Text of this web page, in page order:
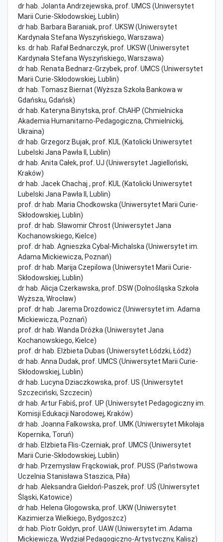
dr hab. Jolanta Andrzejewska, prof. UMCS (Uniwersytet
Marii Curie-Skłodowskiej, Lublin)
dr hab. Barbara Baraniak, prof. UKSW (Uniwersytet
Kardynała Stefana Wyszyńskiego, Warszawa)
ks. dr hab. Rafał Bednarczyk, prof. UKSW (Uniwersytet
Kardynała Stefana Wyszyńskiego, Warszawa)
dr hab. Renata Bednarz-Grzybek, prof. UMCS (Uniwersytet
Marii Curie-Skłodowskiej, Lublin)
dr hab. Tomasz Biernat (Wyższa Szkoła Bankowa w
Gdańsku, Gdańsk)
dr hab. Kateryna Binytska, prof. ChAHP (Chmielnicka
Akademia Humanitarno-Pedagogiczna, Chmielnickij,
Ukraina)
dr hab. Grzegorz Bujak, prof. KUL (Katolicki Uniwersytet
Lubelski Jana Pawła II, Lublin)
dr hab. Anita Całek, prof. UJ (Uniwersytet Jagielloński,
Kraków)
dr hab. Jacek Chachaj , prof. KUL (Katolicki Uniwersytet
Lubelski Jana Pawła II, Lublin)
prof. dr hab. Maria Chodkowska (Uniwersytet Marii Curie-
Skłodowskiej, Lublin)
prof. dr hab. Sławomir Chrost (Uniwersytet Jana
Kochanowskiego, Kielce)
prof. dr hab. Agnieszka Cybal-Michalska (Uniwersytet im.
Adama Mickiewicza, Poznań)
prof. dr hab. Marija Czepilowa (Uniwersytet Marii Curie-
Skłodowskiej, Lublin)
dr hab. Alicja Czerkawska, prof. DSW (Dolnośląska Szkoła
Wyższa, Wrocław)
prof. dr hab. Jarema Drozdowicz (Uniwersytet im. Adama
Mickiewicza, Poznań)
prof. dr hab. Wanda Dróżka (Uniwersytet Jana
Kochanowskiego, Kielce)
prof. dr hab. Elżbieta Dubas (Uniwersytet Łódzki, Łódź)
dr hab. Anna Dudak, prof. UMCS (Uniwersytet Marii Curie-
Skłodowskiej, Lublin)
dr hab. Lucyna Dziaczkowska, prof. US (Uniwersytet
Szczeciński, Szczecin)
dr hab. Artur Fabiś, prof. UP (Uniwersytet Pedagogiczny im.
Komisji Edukacji Narodowej, Kraków)
dr hab. Joanna Falkowska, prof. UMK (Uniwersytet Mikołaja
Kopernika, Toruń)
dr hab. Elżbieta Flis-Czerniak, prof. UMCS (Uniwersytet
Marii Curie-Skłodowskiej, Lublin)
dr hab. Przemysław Frąckowiak, prof. PUSS (Państwowa
Uczelnia Stanisława Staszica, Piła)
dr hab. Aleksandra Giełdoń-Paszek, prof. UŚ (Uniwersytet
Śląski, Katowice)
dr hab. Helena Głogowska, prof. UKW (Uniwersytet
Kazimierza Wielkiego, Bydgoszcz)
dr hab. Piotr Gołdyn, prof. UAW (Uniwersytet im. Adama
Mickiewicza, Wydział Pedagogiczno-Artystyczny, Kalisz)